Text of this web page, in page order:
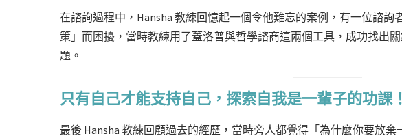
在諮詢過程中，Hansha 教練回憶起一個令他難忘的案例，有一位諮
策」而困擾，當時教練用了蓋洛普與哲學諮商這兩個工具，成功找出
題。
只有自己才能支持自己，探索自我是一輩子的功課！
最後 Hansha 教練回顧過去的經歷，當時旁人都覺得「為什麼你要放